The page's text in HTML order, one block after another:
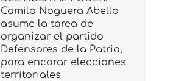
Camilo Noguera Abello
asume la tarea de
organizar el partido
Defensores de la Patria,
para encarar elecciones
territoriales